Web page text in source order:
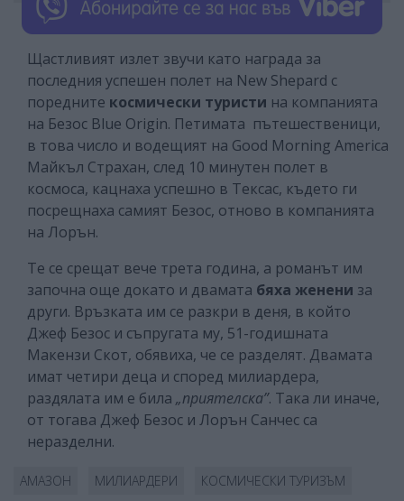
Щастливият излет звучи като награда за
последния успешен полет на New Shepard с
поредните космически туристи на компанията
на Безос Blue Origin. Петимата пътешественици,
в това число и водещият на Good Morning America
Майкъл Страхан, след 10 минутен полет в
космоса, кацнаха успешно в Тексас, където ги
посрещнаха самият Безос, отново в компанията
на Лорън.
Те се срещат вече трета година, а романът им
започна още докато и двамата бяха женени за
други. Връзката им се разкри в деня, в който
Джеф Безос и съпругата му, 51-годишната
Макензи Скот, обявиха, че се разделят. Двамата
имат четири деца и според милиардера,
раздялата им е била „приятелска”. Така ли иначе,
от тогава Джеф Безос и Лорън Санчес са
неразделни.
АМАЗОН МИЛИАРДЕРИ КОСМИЧЕСКИ ТУРИЗЪМ